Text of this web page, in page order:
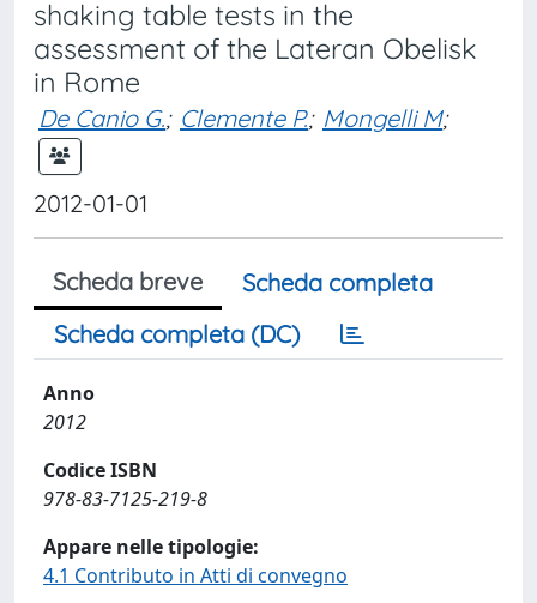
shaking table tests in the
assessment of the Lateran Obelisk
in Rome
De Canio G.; Clemente P.; Mongelli M;
2012-01-01
Scheda breve
Scheda completa
Scheda completa (DC)
Anno
2012
Codice ISBN
978-83-7125-219-8
Appare nelle tipologie:
4.1 Contributo in Atti di convegno